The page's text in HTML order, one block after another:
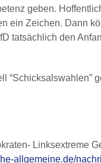
geben.
ein Zeichen. Dann
tatsächlich den
“Schicksalswahlen”
Linksextreme
allgemeine.de/